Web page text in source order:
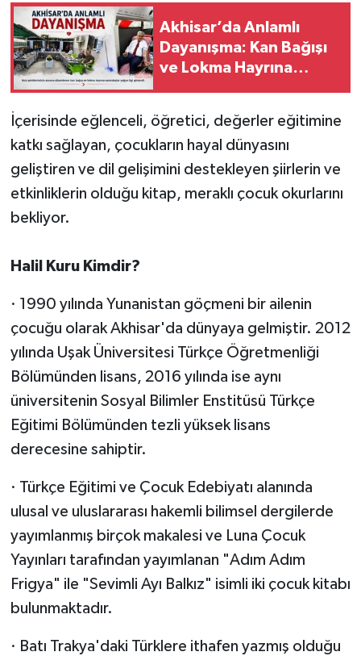
Akhisar’da Anlamlı
Dayanışma: Kan Bağışı
ve Lokma Hayrına
İçerisinde eğlenceli, öğretici, değerler eğitimine
katkı sağlayan, çocukların hayal dünyasını
geliştiren ve dil gelişimini destekleyen şiirlerin ve
etkinliklerin olduğu kitap, meraklı çocuk okurlarını
bekliyor.
Halil Kuru Kimdir?
· 1990 yılında Yunanistan göçmeni bir ailenin
çocuğu olarak Akhisar'da dünyaya gelmiştir. 2012
yılında Uşak Üniversitesi Türkçe Öğretmenliği
Bölümünden lisans, 2016 yılında ise aynı
üniversitenin Sosyal Bilimler Enstitüsü Türkçe
Eğitimi Bölümünden tezli yüksek lisans
derecesine sahiptir.
· Türkçe Eğitimi ve Çocuk Edebiyatı alanında
ulusal ve uluslararası hakemli bilimsel dergilerde
yayımlanmış birçok makalesi ve Luna Çocuk
Yayınları tarafından yayımlanan "Adım Adım
Frigya" ile "Sevimli Ayı Balkız" isimli iki çocuk kitabı
bulunmaktadır.
· Batı Trakya'daki Türklere ithafen yazmış olduğu
Etiketler